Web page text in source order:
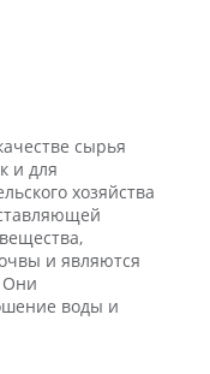
сырья
и для
хозяйства
и являются
Они
воды и